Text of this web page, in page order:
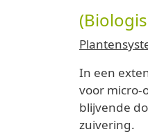
In een
voor micro-
blijvende
zuivering.